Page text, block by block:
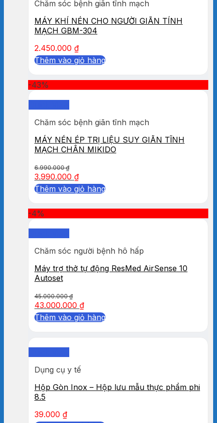
Chăm sóc bệnh giãn tĩnh mạch
MÁY KHÍ NÉN CHO NGƯỜI GIÃN TÍNH
MẠCH GBM-304
2.450.000 ₫
Thêm vào giỏ hàng
-43%
Chăm sóc bệnh giãn tĩnh mạch
MÁY NÉN ÉP TRỊ LIỆU SUY GIÃN TĨNH
MẠCH CHÂN MIKIDO
6.990.000₫
3.990.000 ₫
Thêm vào giỏ hàng
-4%
Chăm sóc người bệnh hô hấp
Máy trợ thở tự động ResMed AirSense 10
Autoset
45.000.000₫
43.000.000 ₫
Thêm vào giỏ hàng
Dụng cụ y tế
Hộp Gòn Inox – Hộp lưu mẫu thực phẩm phi
8.5
39.000 ₫